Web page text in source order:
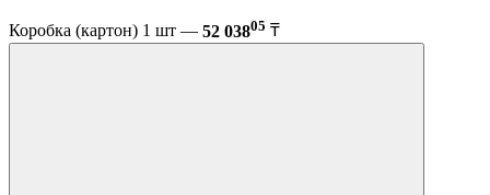
Коробка (картон) 1 шт — 52 03805 ₸